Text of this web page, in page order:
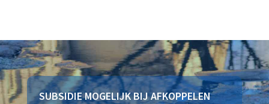
SUBSIDIE MOGELIJK BIJ AFKOPPELEN